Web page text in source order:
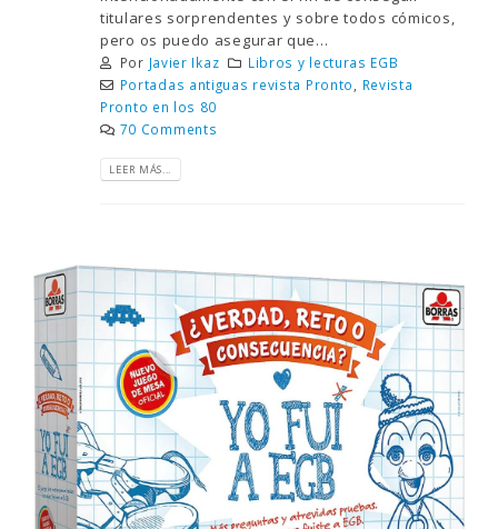
titulares sorprendentes y sobre todos cómicos,
pero os puedo asegurar que...
Por Javier Ikaz
Libros y lecturas EGB
Portadas antiguas revista Pronto
Revista
Pronto en los 80
70 Comments
LEER MÁS...